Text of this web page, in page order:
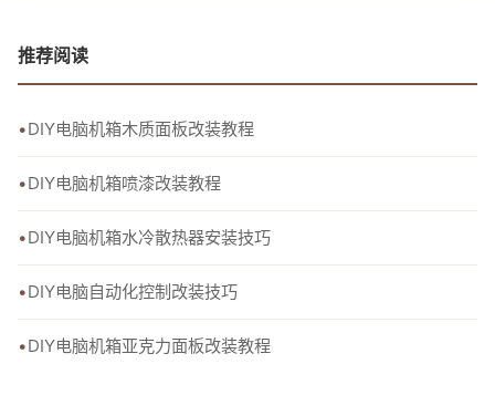
推荐阅读
DIY电脑机箱木质面板改装教程
DIY电脑机箱喷漆改装教程
DIY电脑机箱水冷散热器安装技巧
DIY电脑自动化控制改装技巧
DIY电脑机箱亚克力面板改装教程